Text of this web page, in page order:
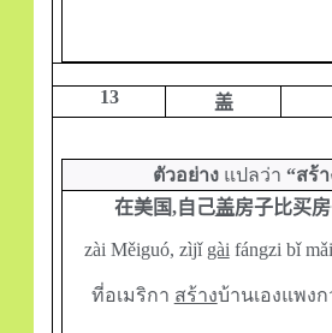
13 盖
ตัวอย่าง แปลว่า “สร้า
在美国,自己盖房子比买
zài Měiguó, zìjǐ gài fángzi bǐ
ที่อเมริกา สร้างบ้านเองแพง